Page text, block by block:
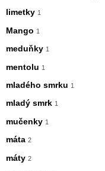
limetky 1
Mango 1
meduňky 1
mentolu 1
mladého smrku 1
mladý smrk 1
mučenky 1
máta 2
máty 2